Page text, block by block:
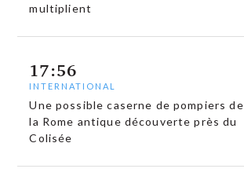
multiplient
17:56
INTERNATIONAL
Une possible caserne de pompiers de
la Rome antique découverte près du
Colisée